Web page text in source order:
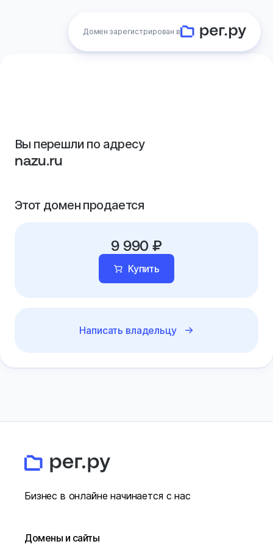
Домен зарегистрирован в
Вы перешли по адресу
nazu.ru
Этот домен продается
9 990 ₽
Купить
Написать владельцу
Бизнес в онлайне начинается с нас
Домены и сайты